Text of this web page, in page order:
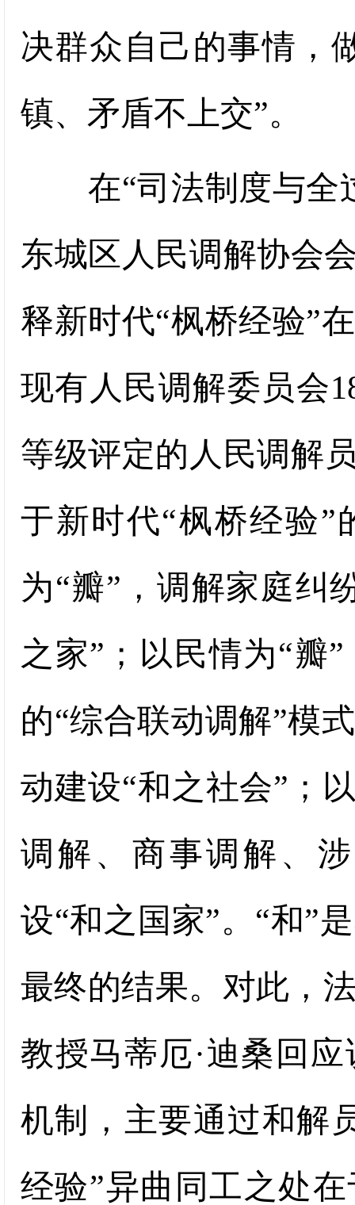
决群众自己的事情，
镇、矛盾不上交”。
在“司法制度与全
东城区人民调解协会
释新时代“枫桥经验”
现有人民调解委员会
等级评定的人民调解
于新时代“枫桥经验”
为“瓣”，调解家庭纠
之家”；以民情为“瓣
的“综合联动调解”模
动建设“和之社会”；
调解、商事调解、
设“和之国家”。“和”
最终的结果。对此，
教授马蒂厄·迪桑回
机制，主要通过和解
经验”异曲同工之处